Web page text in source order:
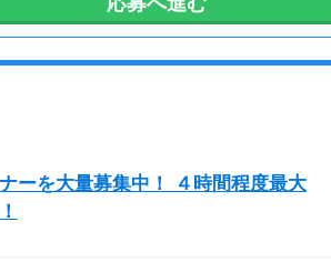
ーを大量募集中！ ４時間程度最大